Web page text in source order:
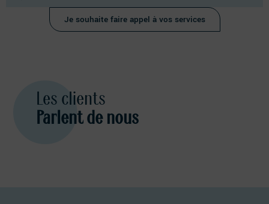
Je souhaite faire appel à vos services
Les clients
Parlent de nous